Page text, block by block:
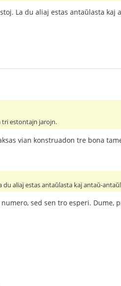
La du aliaj estas antaŭlasta kaj
tri estontajn jarojn.
vian konstruadon tre bona
aliaj estas antaŭlasta kaj antaŭ-
sed sen tro esperi. Dume,